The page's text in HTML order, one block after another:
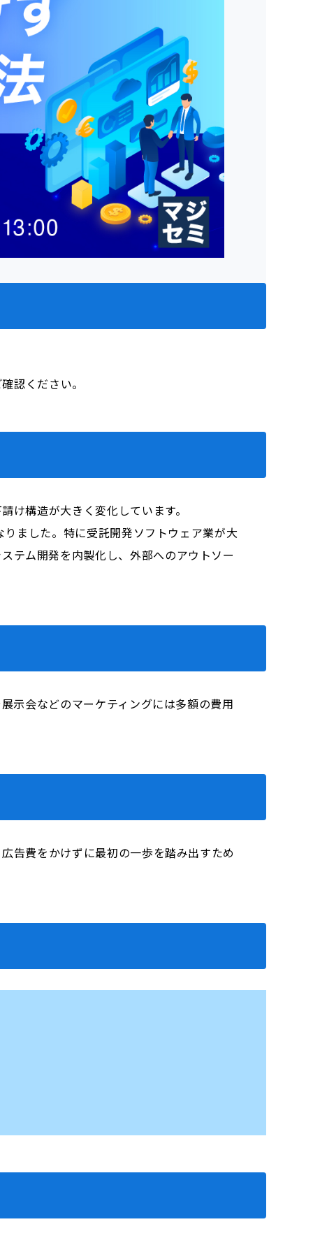
認ください。
け構造が大きく変化しています。​
ました。​特に受託開発ソフトウェア業が大
テム開発を内製化し、外部へのアウトソー
示会などのマーケティングには多額の費用
告費をかけずに最初の一歩を踏み出すため